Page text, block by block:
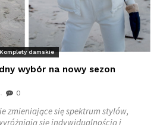
Komplety damskie
wybór na nowy sezon
0
zmieniające się spektrum stylów,
się indywidualnością i